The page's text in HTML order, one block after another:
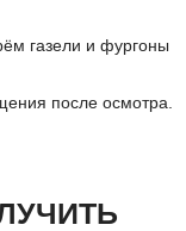
газели и фургоны
после осмотра.